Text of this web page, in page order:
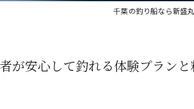
千葉の釣り船なら新盛丸
が安心して釣れる体験プラン